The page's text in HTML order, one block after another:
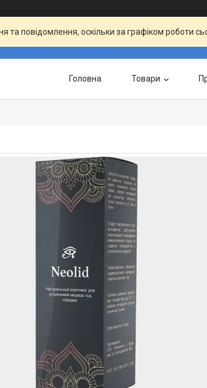
повідомлення, оскільки за графіком роботи
Головна Товари